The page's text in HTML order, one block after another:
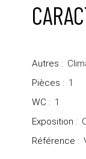
Autres :
Pièces : 1
WC : 1
Exposition :
Référence :